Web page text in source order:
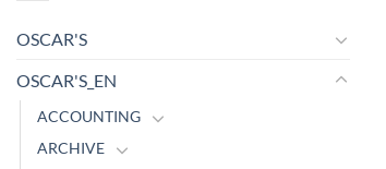
OSCAR'S
OSCAR'S_EN
ACCOUNTING
ARCHIVE